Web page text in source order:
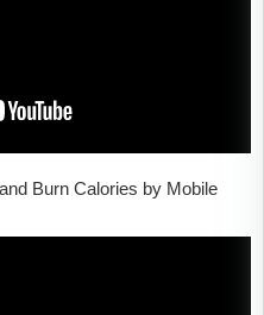
Burn Calories by Mobile